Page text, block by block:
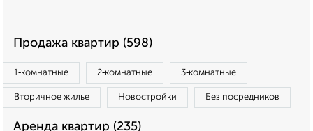
Продажа квартир (598)
1‑комнатные 2‑комнатные 3‑комнатные
Вторичное жилье Новостройки Без посредников
Аренда квартир (235)